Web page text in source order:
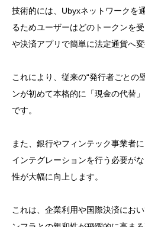
技術的には、Ubyxネットワークを
るためユーザーはどのトークンを
や決済アプリで簡単に法定通貨へ変
これにより、従来の“発行者ごとの
ンが初めて本格的に「現金の代替
です。
また、銀行やフィンテック事業者
インテグレーションを行う必要が
性が大幅に向上します。
これは、企業利用や国際決済にお